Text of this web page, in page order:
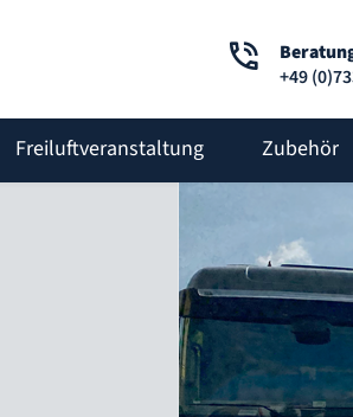
+49
Freiluftveranstaltung Zubehör